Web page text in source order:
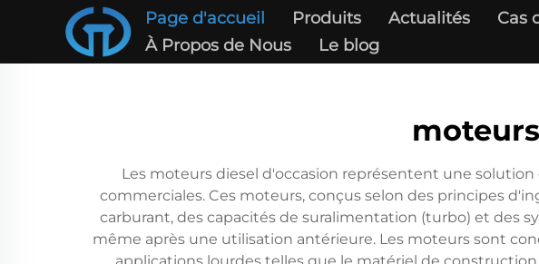
Page d'accueil Produits Actualités Cas
À Propos de Nous
Le blog
Les moteurs diesel d'occasion représentent une
commerciales. Ces moteurs, conçus selon des principes
carburant, des capacités de suralimentation (turbo) et des
même après une utilisation antérieure. Les moteurs sont